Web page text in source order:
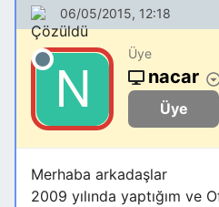
06/05/2015, 12:18
Üye
nacar
Üye
Merhaba arkadaşlar
2009 yılında yaptığım ve